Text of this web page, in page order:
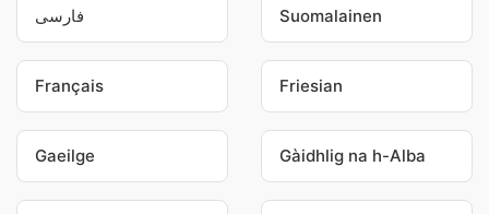
فارسی Suomalainen
Français Friesian
Gaeilge Gàidhlig na h-Alba